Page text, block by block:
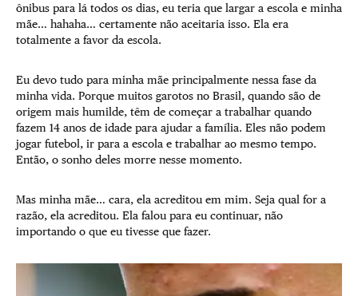
ônibus para lá todos os dias, eu teria que largar a escola e minha
mãe… hahaha… certamente não aceitaria isso. Ela era
totalmente a favor da escola.
Eu devo tudo para minha mãe principalmente nessa fase da
minha vida. Porque muitos garotos no Brasil, quando são de
origem mais humilde, têm de começar a trabalhar quando
fazem 14 anos de idade para ajudar a família. Eles não podem
jogar futebol, ir para a escola e trabalhar ao mesmo tempo.
Então, o sonho deles morre nesse momento.
Mas minha mãe… cara, ela acreditou em mim. Seja qual for a
razão, ela acreditou. Ela falou para eu continuar, não
importando o que eu tivesse que fazer.